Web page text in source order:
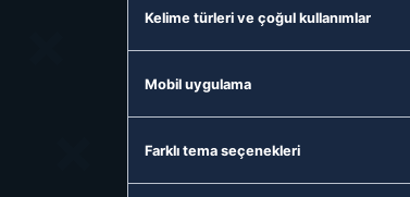
Kelime türleri ve çoğul kullanımlar
Mobil uygulama
Farklı tema seçenekleri